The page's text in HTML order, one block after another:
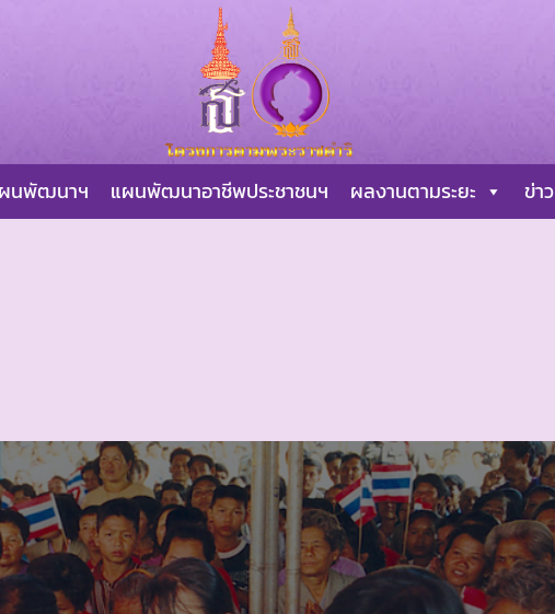
นพัฒนาฯ แผนพัฒนาอาชีพประชาชนฯ ผลงานตามระยะ ข่าว